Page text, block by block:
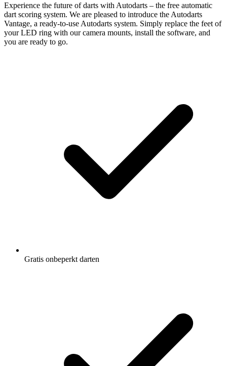
Experience the future of darts with Autodarts – the free automatic
dart scoring system. We are pleased to introduce the Autodarts
Vantage, a ready-to-use Autodarts system. Simply replace the feet of
your LED ring with our camera mounts, install the software, and
you are ready to go.
Gratis onbeperkt darten